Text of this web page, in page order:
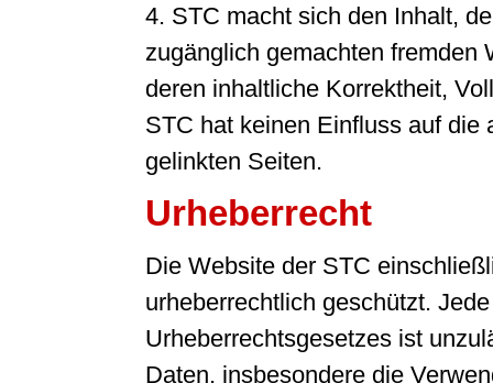
4. STC macht sich den Inhalt,
zugänglich gemachten fremden
deren inhaltliche Korrektheit,
STC hat keinen Einfluss auf die
gelinkten Seiten.
Urheberrecht
Die Website der STC
urheberrechtlich geschützt.
Urheberrechtsgesetzes ist
Daten, insbesondere die